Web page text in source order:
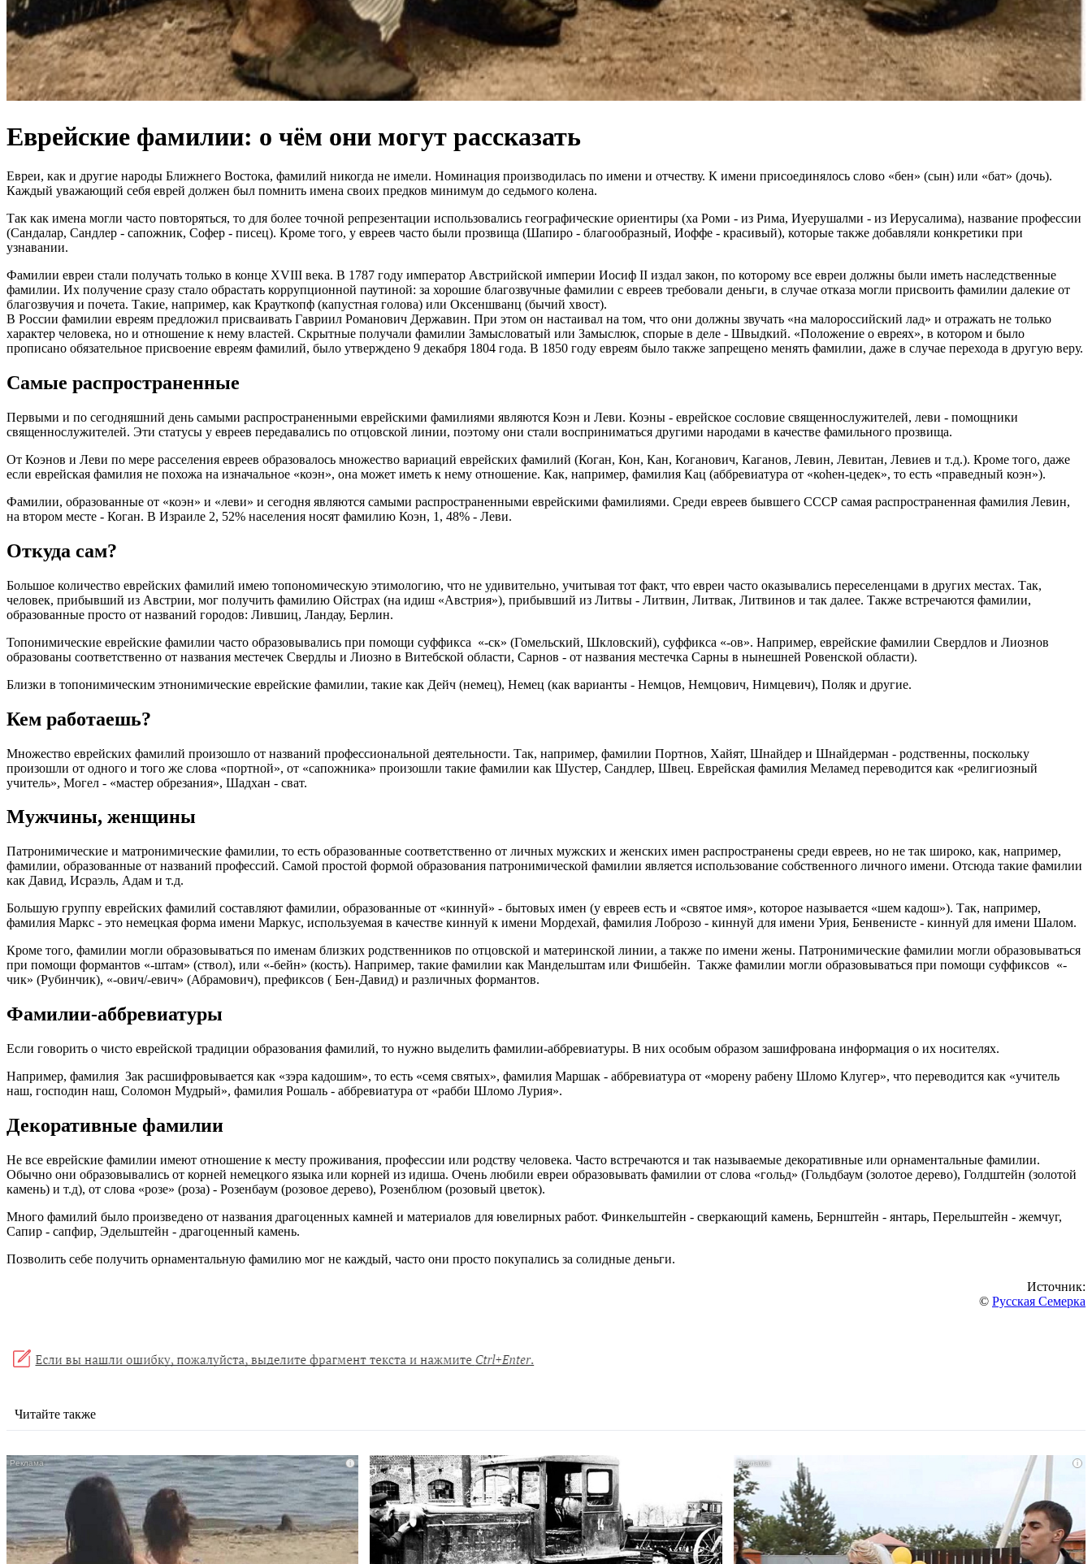
Еврейские фамилии: о чём они могут рассказать
Евреи, как и другие народы Ближнего Востока, фамилий никогда не имели. Номинация производилась по имени и отчеству. К имени присоединялось слово «бен» (сын) или «бат» (дочь).
Каждый уважающий себя еврей должен был помнить имена своих предков минимум до седьмого колена.
Так как имена могли часто повторяться, то для более точной репрезентации использовались географические ориентиры (ха Роми - из Рима, Иуерушалми - из Иерусалима), название профессии
(Сандалар, Сандлер - сапожник, Софер - писец). Кроме того, у евреев часто были прозвища (Шапиро - благообразный, Иоффе - красивый), которые также добавляли конкретики при
узнавании.
Фамилии евреи стали получать только в конце XVIII века. В 1787 году император Австрийской империи Иосиф II издал закон, по которому все евреи должны были иметь наследственные
фамилии. Их получение сразу стало обрастать коррупционной паутиной: за хорошие благозвучные фамилии с евреев требовали деньги, в случае отказа могли присвоить фамилии далекие от
благозвучия и почета. Такие, например, как Крауткопф (капустная голова) или Оксеншванц (бычий хвост).
В России фамилии евреям предложил присваивать Гавриил Романович Державин. При этом он настаивал на том, что они должны звучать «на малороссийский лад» и отражать не только
характер человека, но и отношение к нему властей. Скрытные получали фамилии Замысловатый или Замыслюк, спорые в деле - Швыдкий. «Положение о евреях», в котором и было
прописано обязательное присвоение евреям фамилий, было утверждено 9 декабря 1804 года. В 1850 году евреям было также запрещено менять фамилии, даже в случае перехода в другую веру.
Самые распространенные
Первыми и по сегодняшний день самыми распространенными еврейскими фамилиями являются Коэн и Леви. Коэны - еврейское сословие священнослужителей, леви - помощники
священнослужителей. Эти статусы у евреев передавались по отцовской линии, поэтому они стали восприниматься другими народами в качестве фамильного прозвища.
От Коэнов и Леви по мере расселения евреев образовалось множество вариаций еврейских фамилий (Коган, Кон, Кан, Коганович, Каганов, Левин, Левитан, Левиев и т.д.). Кроме того, даже
если еврейская фамилия не похожа на изначальное «коэн», она может иметь к нему отношение. Как, например, фамилия Кац (аббревиатура от «коhен-цедек», то есть «праведный коэн»).
Фамилии, образованные от «коэн» и «леви» и сегодня являются самыми распространенными еврейскими фамилиями. Среди евреев бывшего СССР самая распространенная фамилия Левин,
на втором месте - Коган. В Израиле 2, 52% населения носят фамилию Коэн, 1, 48% - Леви.
Откуда сам?
Большое количество еврейских фамилий имею топономическую этимологию, что не удивительно, учитывая тот факт, что евреи часто оказывались переселенцами в других местах. Так,
человек, прибывший из Австрии, мог получить фамилию Ойстрах (на идиш «Австрия»), прибывший из Литвы - Литвин, Литвак, Литвинов и так далее. Также встречаются фамилии,
образованные просто от названий городов: Лившиц, Ландау, Берлин.
Топонимические еврейские фамилии часто образовывались при помощи суффикса «-ск» (Гомельский, Шкловский), суффикса «-ов». Например, еврейские фамилии Свердлов и Лиознов
образованы соответственно от названия местечек Свердлы и Лиозно в Витебской области, Сарнов - от названия местечка Сарны в нынешней Ровенской области).
Близки в топонимическим этнонимические еврейские фамилии, такие как Дейч (немец), Немец (как варианты - Немцов, Немцович, Нимцевич), Поляк и другие.
Кем работаешь?
Множество еврейских фамилий произошло от названий профессиональной деятельности. Так, например, фамилии Портнов, Хайят, Шнайдер и Шнайдерман - родственны, поскольку
произошли от одного и того же слова «портной», от «сапожника» произошли такие фамилии как Шустер, Сандлер, Швец. Еврейская фамилия Меламед переводится как «религиозный
учитель», Могел - «мастер обрезания», Шадхан - сват.
Мужчины, женщины
Патронимические и матронимические фамилии, то есть образованные соответственно от личных мужских и женских имен распространены среди евреев, но не так широко, как, например,
фамилии, образованные от названий профессий. Самой простой формой образования патронимической фамилии является использование собственного личного имени. Отсюда такие фамилии
как Давид, Исраэль, Адам и т.д.
Большую группу еврейских фамилий составляют фамилии, образованные от «киннуй» - бытовых имен (у евреев есть и «святое имя», которое называется «шем кадош»). Так, например,
фамилия Маркс - это немецкая форма имени Маркус, используемая в качестве киннуй к имени Мордехай, фамилия Лоброзо - киннуй для имени Урия, Бенвенисте - киннуй для имени Шалом.
Кроме того, фамилии могли образовываться по именам близких родственников по отцовской и материнской линии, а также по имени жены. Патронимические фамилии могли образовываться
при помощи формантов «-штам» (ствол), или «-бейн» (кость). Например, такие фамилии как Мандельштам или Фишбейн. Также фамилии могли образовываться при помощи суффиксов «-
чик» (Рубинчик), «-ович/-евич» (Абрамович), префиксов ( Бен-Давид) и различных формантов.
Фамилии-аббревиатуры
Если говорить о чисто еврейской традиции образования фамилий, то нужно выделить фамилии-аббревиатуры. В них особым образом зашифрована информация о их носителях.
Например, фамилия Зак расшифровывается как «зэра кадошим», то есть «семя святых», фамилия Маршак - аббревиатура от «морену рабену Шломо Клугер», что переводится как «учитель
наш, господин наш, Соломон Мудрый», фамилия Рошаль - аббревиатура от «рабби Шломо Лурия».
Декоративные фамилии
Не все еврейские фамилии имеют отношение к месту проживания, профессии или родству человека. Часто встречаются и так называемые декоративные или орнаментальные фамилии.
Обычно они образовывались от корней немецкого языка или корней из идиша. Очень любили евреи образовывать фамилии от слова «гольд» (Гольдбаум (золотое дерево), Голдштейн (золотой
камень) и т.д), от слова «розе» (роза) - Розенбаум (розовое дерево), Розенблюм (розовый цветок).
Много фамилий было произведено от названия драгоценных камней и материалов для ювелирных работ. Финкельштейн - сверкающий камень, Бернштейн - янтарь, Перельштейн - жемчуг,
Сапир - сапфир, Эдельштейн - драгоценный камень.
Позволить себе получить орнаментальную фамилию мог не каждый, часто они просто покупались за солидные деньги.
Источник:
© Русская Семерка
Читайте также
i i